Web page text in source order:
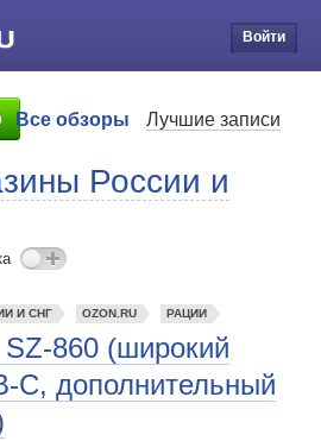
Войти
Все обзоры Лучшие записи
России и
И СНГ OZON.RU РАЦИИ
860 (широкий
C, дополнительный